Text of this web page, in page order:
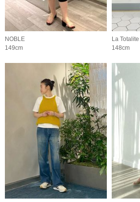
NOBLE
149cm
La Totalite
148cm